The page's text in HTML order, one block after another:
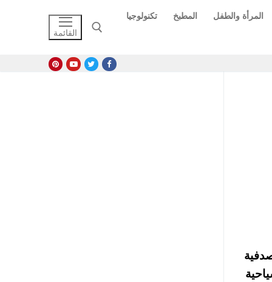
المرأة والطفل المطبخ تكنولوجيا
القائمة